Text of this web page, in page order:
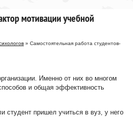
мотивации учебной
» Самостоятельная работа студентов-
Именно от них во многом
и общая эффективность
студент пришел учиться в вуз, у него